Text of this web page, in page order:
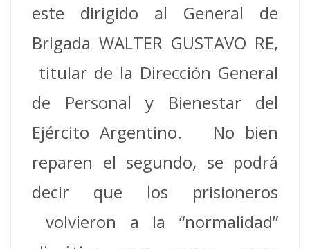
este dirigido al General de
Brigada WALTER GUSTAVO RE,
titular de la Dirección General
de Personal y Bienestar del
Ejército Argentino. No bien
reparen el segundo, se podrá
decir que los prisioneros
volvieron a la “normalidad”